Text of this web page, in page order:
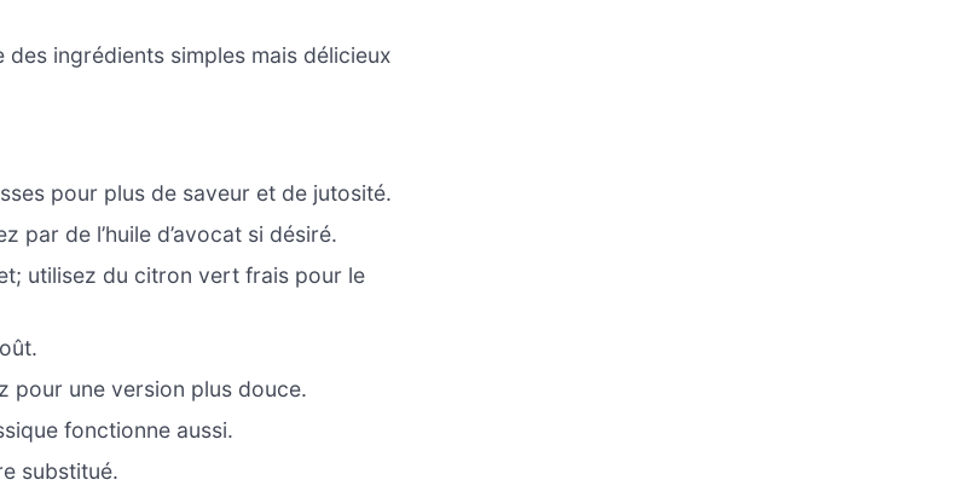
ingrédients simples mais délicieux
pour plus de saveur et de jutosité.
par de l’huile d’avocat si désiré.
utilisez du citron vert frais pour le
pour une version plus douce.
fonctionne aussi.
substitué.